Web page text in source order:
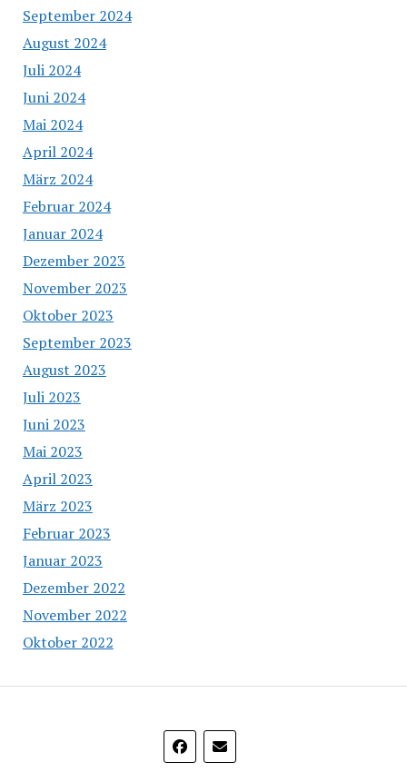
September 2024
August 2024
Juli 2024
Juni 2024
Mai 2024
April 2024
März 2024
Februar 2024
Januar 2024
Dezember 2023
November 2023
Oktober 2023
September 2023
August 2023
Juli 2023
Juni 2023
Mai 2023
April 2023
März 2023
Februar 2023
Januar 2023
Dezember 2022
November 2022
Oktober 2022